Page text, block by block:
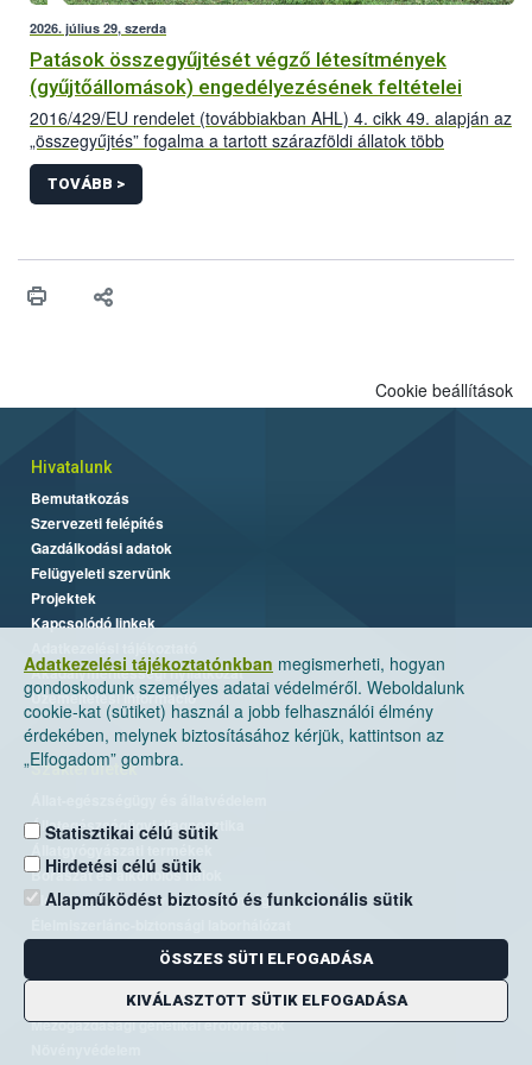
2026. július 29, szerda
Patások összegyűjtését végző létesítmények
(gyűjtőállomások) engedélyezésének feltételei
2016/429/EU rendelet (továbbiakban AHL) 4. cikk 49. alapján az
„összegyűjtés” fogalma a tartott szárazföldi állatok több
létesítményből történő összegyűjtése az adott állatfajra
vonatkozóan előírt minimum tartózkodási időnél rövidebb
időszakra vonatkozik,
TOVÁBB >
Adatkezelési tájékoztatónkban megismerheti, hogyan
gondoskodunk személyes adatai védelméről. Weboldalunk
cookie-kat (sütiket) használ a jobb felhasználói élmény
érdekében, melynek biztosításához kérjük, kattintson az
„Elfogadom” gombra.
Statisztikai célú sütik
Hirdetési célú sütik
Alapműködést biztosító és funkcionális sütik
ÖSSZES SÜTI ELFOGADÁSA
KIVÁLASZTOTT SÜTIK ELFOGADÁSA
Cookie beállítások
Hivatalunk
Bemutatkozás
Szervezeti felépítés
Gazdálkodási adatok
Felügyeleti szervünk
Projektek
Kapcsolódó linkek
Akadálymentességi nyilatkozat
Üzemeltetési információ
Szakterületek
Állategészségügyi diagnosztika
Borászat és alkoholos italok
Élelmiszer- és takarmánybiztonság
Kockázatkezelés
Mezőgazdasági genetikai erőforrások